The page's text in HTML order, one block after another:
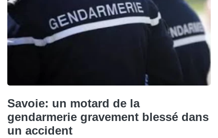
Savoie: un motard de la
gendarmerie gravement blessé dans
un accident